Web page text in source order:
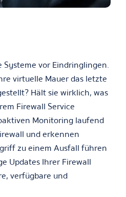
vor Eindringlingen.
virtuelle Mauer das letzte
Hält sie wirklich, was
Firewall Service
Monitoring laufend
und erkennen
zu einem Ausfall führen
Updates Ihrer Firewall
verfügbare und